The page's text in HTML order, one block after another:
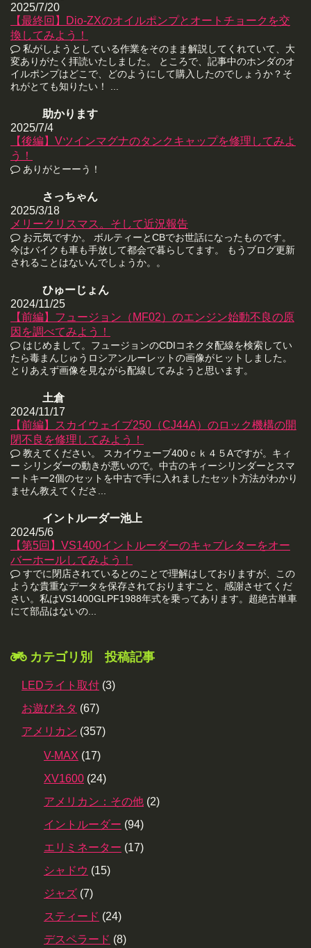
2025/7/20
【最終回】Dio-ZXのオイルポンプとオートチョークを交
換してみよう！
私がしようとしている作業をそのまま解説してくれていて、大
変ありがたく拝読いたしました。 ところで、記事中のホンダのオ
イルポンプはどこで、どのようにして購入したのでしょうか？そ
れがとても知りたい！ ...
助かります
2025/7/4
【後編】Vツインマグナのタンクキャップを修理してみよ
う！
ありがとーーう！
さっちゃん
2025/3/18
メリークリスマス。そして近況報告
お元気ですか。 ボルティーとCBでお世話になったものです。
今はバイクも車も手放して都会で暮らしてます。 もうブログ更新
されることはないんでしょうか。。
ひゅーじょん
2024/11/25
【前編】フュージョン（MF02）のエンジン始動不良の原
因を調べてみよう！
はじめまして。フュージョンのCDIコネクタ配線を検索してい
たら毒まんじゅうロシアンルーレットの画像がヒットしました。
とりあえず画像を見ながら配線してみようと思います。
土倉
2024/11/17
【前編】スカイウェイブ250（CJ44A）のロック機構の開
閉不良を修理してみよう！
教えてください。 スカイウェーブ400ｃｋ４５Aですが。キィ
ー シリンダーの動きが悪いので。中古のキィーシリンダーとスマ
ートキー2個のセットを中古で手に入れましたセット方法がわかり
ません教えてくださ...
イントルーダー池上
2024/5/6
【第5回】VS1400イントルーダーのキャブレターをオー
バーホールしてみよう！
すでに閉店されているとのことで理解はしておりますが、この
ような貴重なデータを保存されておりますこと、感謝させてくだ
さい。私はVS1400GLPF1988年式を乗ってあります。超絶古単車
にて部品はないの...
カテゴリ別 投稿記事
LEDライト取付 (3)
お遊びネタ (67)
アメリカン (357)
V-MAX (17)
XV1600 (24)
アメリカン：その他 (2)
イントルーダー (94)
エリミネーター (17)
シャドウ (15)
ジャズ (7)
スティード (24)
デスペラード (8)